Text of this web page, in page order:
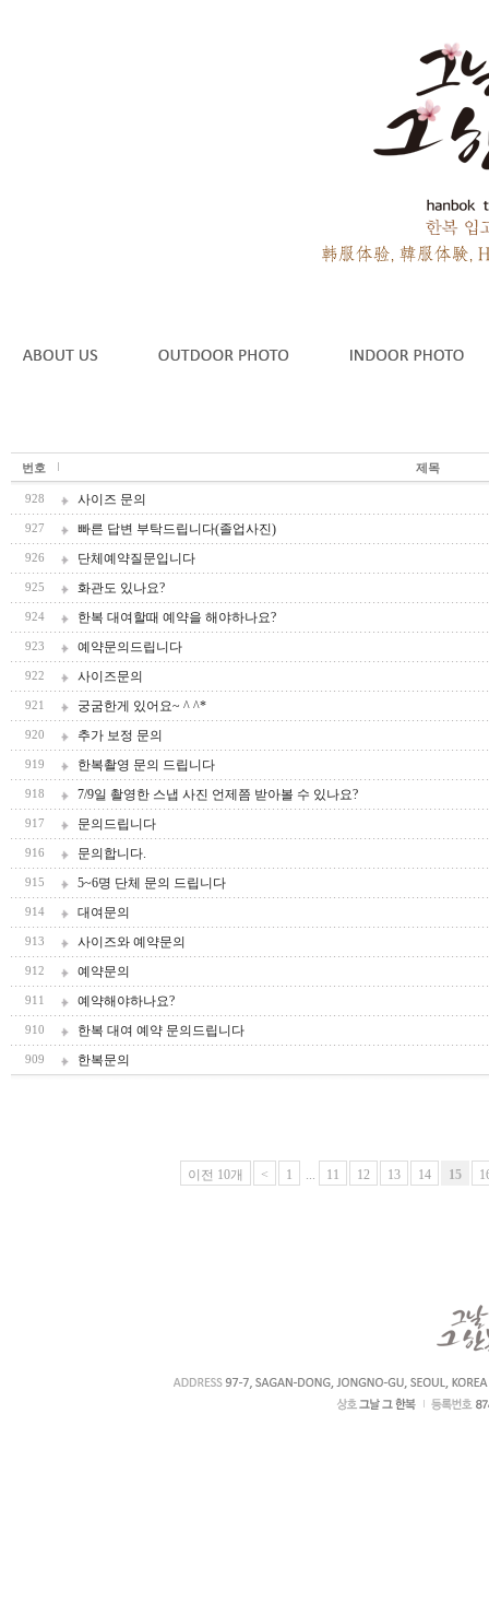
번호 제목
928 사이즈 문의
927 빠른 답변 부탁드립니다(졸업사진)
926 단체예약질문입니다
925 화관도 있나요?
924 한복 대여할때 예약을 해야하나요?
923 예약문의드립니다
922 사이즈문의
921 궁굼한게 있어요~ ^ ^*
920 추가 보정 문의
919 한복촬영 문의 드립니다
918 7/9일 촬영한 스냅 사진 언제쯤 받아볼 수 있나요?
917 문의드립니다
916 문의합니다.
915 5~6명 단체 문의 드립니다
914 대여문의
913 사이즈와 예약문의
912 예약문의
911 예약해야하나요?
910 한복 대여 예약 문의드립니다
909 한복문의
이전 10개 < 1 ... 11 12 13 14 15